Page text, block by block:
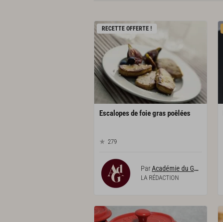
RECETTE OFFERTE !
Escalopesdefoiegraspoêlées
279
ParAcadémie du Goût
LA RÉDACTION